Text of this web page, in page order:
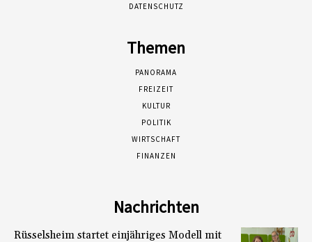
DATENSCHUTZ
Themen
PANORAMA
FREIZEIT
KULTUR
POLITIK
WIRTSCHAFT
FINANZEN
Nachrichten
Rüsselsheim startet einjähriges Modell mit